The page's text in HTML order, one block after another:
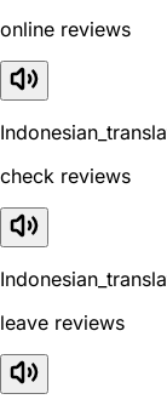
online reviews
check reviews
leave reviews